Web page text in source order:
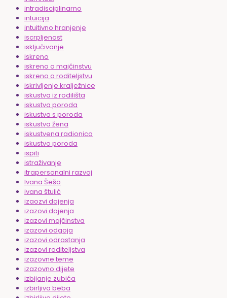
intradisciplinarno
intuicija
intuitivno hranjenje
iscrpljenost
isključivanje
iskreno
iskreno o majčinstvu
iskreno o roditeljstvu
iskrivljenje kralježnice
iskustva iz rodilišta
iskustva poroda
iskustva s poroda
iskustva žena
iskustvena radionica
iskustvo poroda
ispiti
istraživanje
itrapersonalni razvoj
Ivana Šešo
ivana štulić
izaozvi dojenja
izazovi dojenja
izazovi majčinstva
izazovi odgoja
izazovi odrastanja
izazovi roditeljstva
izazovne teme
izazovno dijete
izbijanje zubića
izbirljiva beba